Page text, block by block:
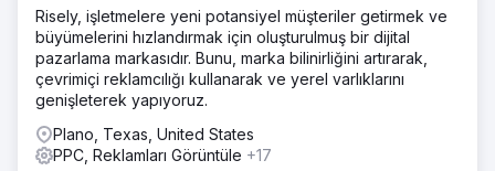
Risely, işletmelere yeni potansiyel müşteriler getirmek ve
büyümelerini hızlandırmak için oluşturulmuş bir dijital
pazarlama markasıdır. Bunu, marka bilinirliğini artırarak,
çevrimiçi reklamcılığı kullanarak ve yerel varlıklarını
genişleterek yapıyoruz.
Plano, Texas, United States
PPC, Reklamları Görüntüle +17